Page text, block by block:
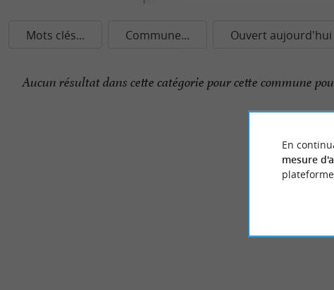
Mots clés... Commune... Ouvert aujourd'hui
Aucun résultat dans cette catégorie pour cette commune
En
mesure